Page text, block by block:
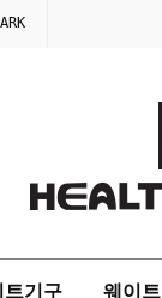
트기구 웨이